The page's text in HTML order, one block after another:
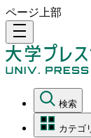
ページ上部
density_medium
検索
カテゴ